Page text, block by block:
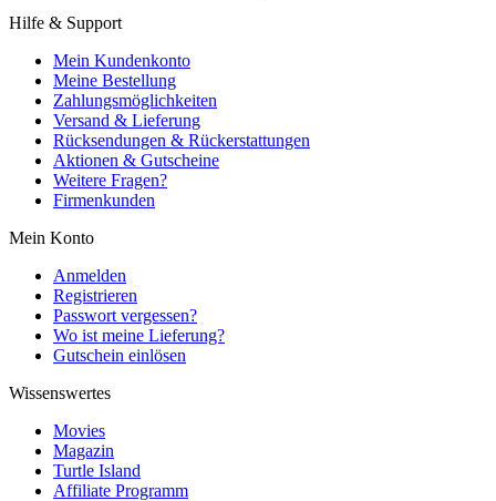
Hilfe & Support
Mein Kundenkonto
Meine Bestellung
Zahlungsmöglichkeiten
Versand & Lieferung
Rücksendungen & Rückerstattungen
Aktionen & Gutscheine
Weitere Fragen?
Firmenkunden
Mein Konto
Anmelden
Registrieren
Passwort vergessen?
Wo ist meine Lieferung?
Gutschein einlösen
Wissenswertes
Movies
Magazin
Turtle Island
Affiliate Programm